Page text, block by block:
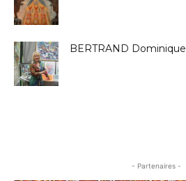
BERTRAND Dominique
- Partenaires -